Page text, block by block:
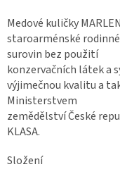
Medové kuličky
staroarménské
surovin bez použití
konzervačních látek a
výjimečnou kvalitu a
Ministerstvem
zemědělství České
KLASA.
Složení